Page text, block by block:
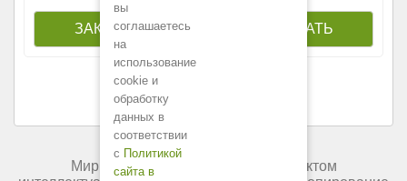
Мир мебели России является объектом
вы
соглашаетесь
на
использование
cookie и
обработку
данных в
соответствии
с Политикой
сайта в